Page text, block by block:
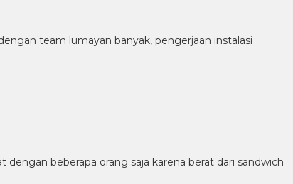
team lumayan banyak, pengerjaan instalasi
beberapa orang saja karena berat dari sandwich